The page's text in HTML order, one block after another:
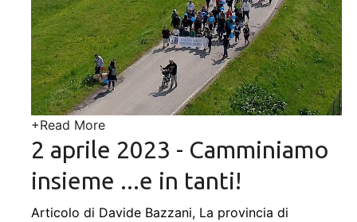
+Read More
2 aprile 2023 - Camminiamo
insieme ...e in tanti!
Articolo di Davide Bazzani, La provincia di